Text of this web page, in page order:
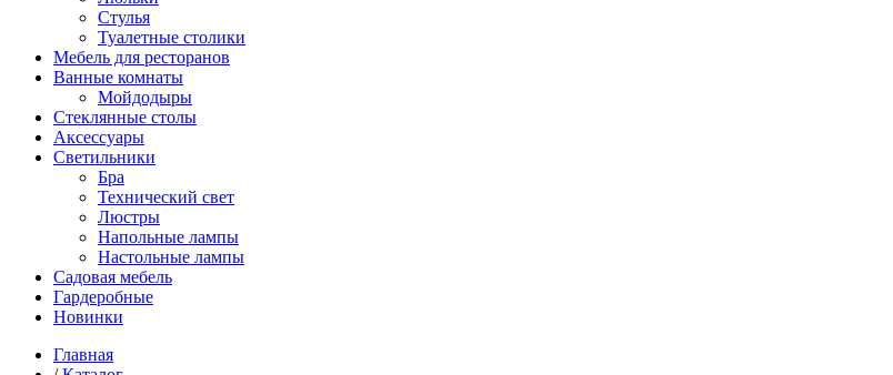
Стулья
Туалетные столики
Мебель для ресторанов
Ванные комнаты
Мойдодыры
Стеклянные столы
Аксессуары
Светильники
Бра
Технический свет
Люстры
Напольные лампы
Настольные лампы
Садовая мебель
Гардеробные
Новинки
Главная